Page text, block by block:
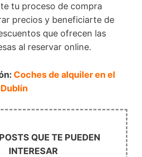
tu proceso de compra
precios y beneficiarte de
que ofrecen las
al reservar online.
Coches de alquiler en el
QUE TE PUEDEN
INTERESAR